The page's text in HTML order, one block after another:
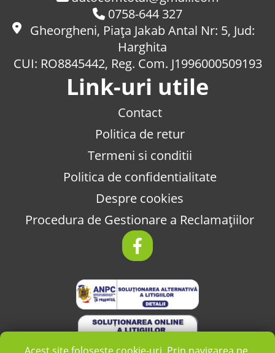
0758-644 327
Gheorgheni, Piaţa Jakab Antal Nr: 5, Jud:
Harghita
CUI: RO8845442, Reg. Com. J1996000509193
Link-uri utile
Contact
Politica de retur
Termeni si conditii
Politica de confidentialitate
Despre cookies
Procedura de Gestionare a Reclamațiilor